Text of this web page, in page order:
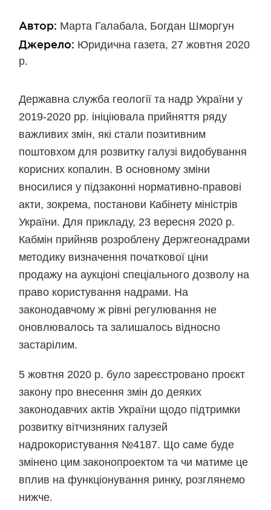
Автор: Марта Галабала, Богдан Шморгун
Джерело: Юридична газета, 27 жовтня 2020
р.
Державна служба геології та надр України у
2019‑2020 рр. ініціювала прийняття ряду
важливих змін, які стали позитивним
поштовхом для розвитку галузі видобування
корисних копалин. В основному зміни
вносилися у підзаконні нормативно-правові
акти, зокрема, постанови Кабінету міністрів
України. Для прикладу, 23 вересня 2020 р.
Кабмін прийняв розроблену Держгеонадрами
методику визначення початкової ціни
продажу на аукціоні спеціального дозволу на
право користування надрами. На
законодавчому ж рівні регулювання не
оновлювалось та залишалось відносно
застарілим.
5 жовтня 2020 р. було зареєстровано проєкт
закону про внесення змін до деяких
законодавчих актів України щодо підтримки
розвитку вітчизняних галузей
надрокористування №4187. Що саме буде
змінено цим законопроектом та чи матиме це
вплив на функціонування ринку, розглянемо
нижче.